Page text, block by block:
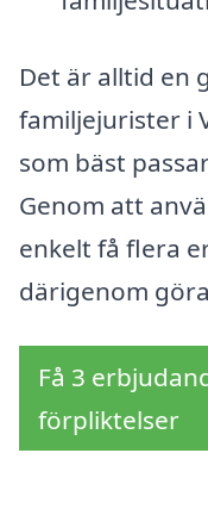
Det är alltid en
familjejurister i
som bäst
Genom att
enkelt få flera
därigenom
Få 3
förpliktelser